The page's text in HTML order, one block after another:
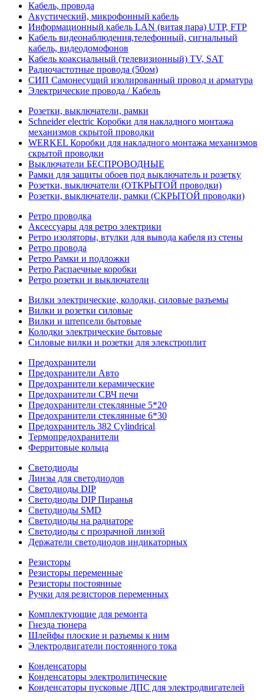
Кабель, провода
Акустический, микрофонный кабель
Информационный кабель LAN (витая пара) UTP, FTP
Кабель видеонаблюдения,телефонный, сигнальный
кабель, видеодомофонов
Кабель коаксиальный (телевизионный) TV, SAT
Радиочастотные провода (50ом)
СИП Самонесущий изолированный провод и арматура
Электрические провода / Кабель
Розетки, выключатели, рамки
Schneider electric Коробки для накладного монтажа
механизмов скрытой проводки
WERKEL Коробки для накладного монтажа механизмов
скрытой проводки
Выключатели БЕСПРОВОДНЫЕ
Рамки для защиты обоев под выключатель и розетку
Розетки, выключатели (ОТКРЫТОЙ проводки)
Розетки, выключатели, рамки (СКРЫТОЙ проводки)
Ретро проводка
Аксессуары для ретро электрики
Ретро изоляторы, втулки для вывода кабеля из стены
Ретро провода
Ретро Рамки и подложки
Ретро Распаечные коробки
Ретро розетки и выключатели
Вилки электрические, колодки, силовые разъемы
Вилки и розетки силовые
Вилки и штепсели бытовые
Колодки электрические бытовые
Силовые вилки и розетки для элекстроплит
Предохранители
Предохранители Авто
Предохранители керамические
Предохранители СВЧ печи
Предохранители стеклянные 5*20
Предохранители стеклянные 6*30
Предохранитель 382 Cylindrical
Термопредохранители
Ферритовые кольца
Светодиоды
Линзы для светодиодов
Светодиоды DIP
Светодиоды DIP Пиранья
Светодиоды SMD
Светодиоды на радиаторе
Светодиоды с прозрачной линзой
Держатели светодиодов индикаторных
Резисторы
Резисторы переменные
Резисторы постоянные
Ручки для резисторов переменных
Комплектующие для ремонта
Гнезда тюнера
Шлейфы плоские и разъемы к ним
Электродвигатели постоянного тока
Конденсаторы
Конденсаторы электролитические
Конденсаторы пусковые ДПС для электродвигателей